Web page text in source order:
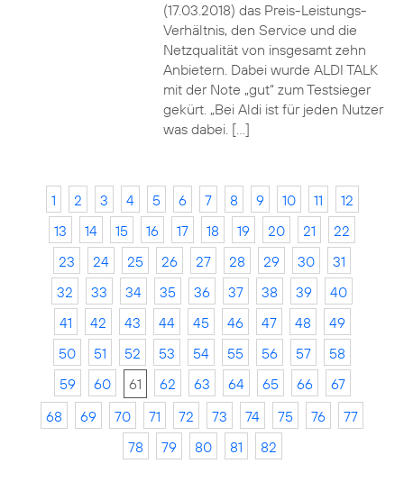
(17.03.2018) das Preis-Leistungs-
Verhältnis, den Service und die
Netzqualität von insgesamt zehn
Anbietern. Dabei wurde ALDI TALK
mit der Note „gut“ zum Testsieger
gekürt. „Bei Aldi ist für jeden Nutzer
was dabei. […]
1 2 3 4 5 6 7 8 9 10 11
12
13
14 15 16 17 18 19 20 21
22
23
24 25 26 27 28 29 30
31
32
33 34 35 36 37 38 39
40
41
42 43 44 45 46 47 48
49
50
51 52 53 54 55 56 57
58
59
60 61 62 63 64 65 66
67
68
69 70 71 72 73 74 75 76
77
78
79 80 81 82